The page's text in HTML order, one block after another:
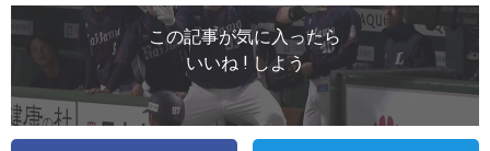
この記事が気に入ったら
いいね ! しよう